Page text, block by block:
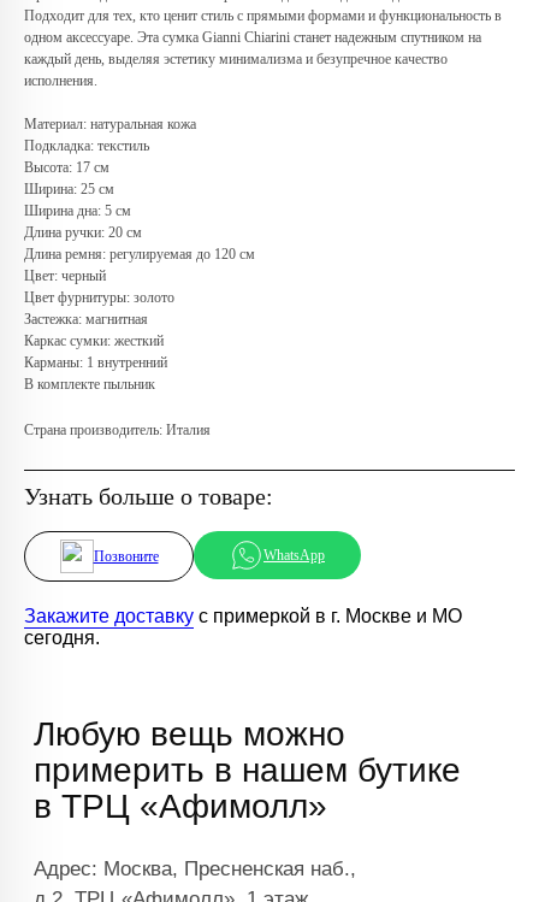
Подходит для тех, кто ценит стиль с прямыми формами и функциональность в
одном аксессуаре. Эта сумка Gianni Chiarini станет надежным спутником на
каждый день, выделяя эстетику минимализма и безупречное качество
исполнения.
Материал: натуральная кожа
Подкладка: текстиль
Высота: 17 см
Ширина: 25 см
Ширина дна: 5 см
Длина ручки: 20 см
Длина ремня: регулируемая до 120 см
Цвет: черный
Цвет фурнитуры: золото
Застежка: магнитная
Каркас сумки: жесткий
Карманы: 1 внутренний
В комплекте пыльник
Страна производитель: Италия
Узнать больше о товаре:
Позвоните WhatsApp
Закажите доставку с примеркой в г. Москве и МО
сегодня.
Любую вещь можно
примерить в нашем бутике
в ТРЦ «Афимолл»
Адрес:Москва, Пресненская наб.,
д.2, ТРЦ «Афимолл», 1 этаж
Телефон: +7 (966) 019-41-76